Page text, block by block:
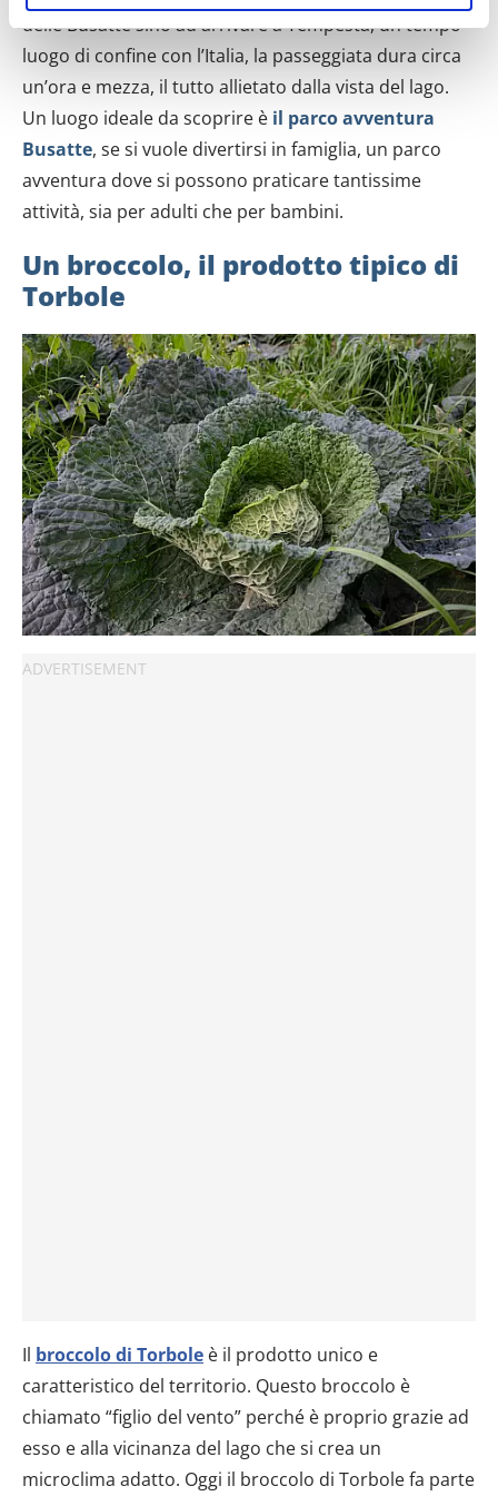
geografica, con un'approssimazione di qualche
metro,
Identificare il tuo dispositivo, scansionandolo
attivamente alla ricerca di caratteristiche specifiche
(impronte digitali).
Approfondisci come vengono elaborati i tuoi dati personali
e imposta le tue preferenze nellasezione dettagli. Puoi
modificare o ritirare il tuo consenso in qualsiasi momento
Utilizziamo i cookie per personalizzare contenuti ed
analizzare il nostro traffico. Condividiamo inoltre
informazioni sul modo in cui utilizzi il nostro sito con i
nostri partner che si occupano di analisi dei dati web,
pubblicità e social media, i quali potrebbero combinarle
con altre informazioni che hai fornito loro o che hanno
raccolto dal tuo utilizzo dei loro servizi.
delle Busatte sino ad arrivare a Tempesta, un tempo
luogo di confine con l’Italia, la passeggiata dura circa
un’ora e mezza, il tutto allietato dalla vista del lago.
Un luogo ideale da scoprire è il parco avventura
Busatte, se si vuole divertirsi in famiglia, un parco
avventura dove si possono praticare tantissime
attività, sia per adulti che per bambini.
Un broccolo, il prodotto tipico di
Torbole
Il broccolo di Torbole è il prodotto unico e
caratteristico del territorio. Questo broccolo è
chiamato “figlio del vento” perché è proprio grazie ad
esso e alla vicinanza del lago che si crea un
microclima adatto. Oggi il broccolo di Torbole fa parte